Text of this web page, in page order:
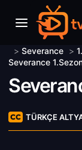
> Severance >
Severance
TÜRKÇE